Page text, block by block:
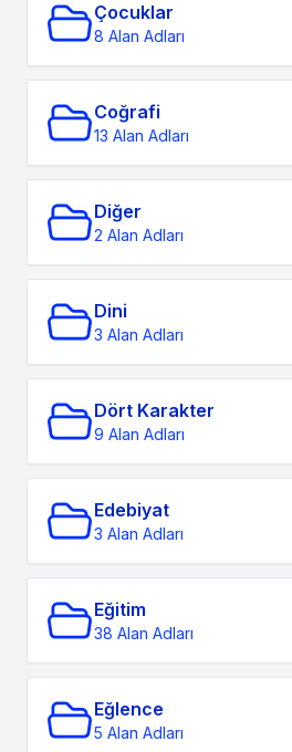
Çocuklar
8 Alan Adları
Coğrafi
13 Alan Adları
Diğer
2 Alan Adları
Dini
3 Alan Adları
Dört Karakter
9 Alan Adları
Edebiyat
3 Alan Adları
Eğitim
38 Alan Adları
Eğlence
5 Alan Adları